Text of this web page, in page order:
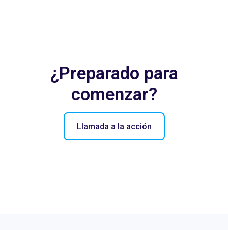
¿Preparado para
comenzar?
Llamada a la acción